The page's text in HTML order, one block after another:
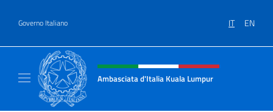
Governo Italiano IT EN
Intestazione sito, social e menù
Ambasciata d'Italia Kuala Lumpur